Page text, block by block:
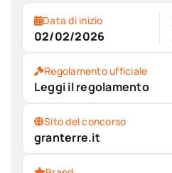
Data di inizio
02/02/2026
Regolamento ufficiale
Leggi il regolamento
Sito del concorso
granterre.it